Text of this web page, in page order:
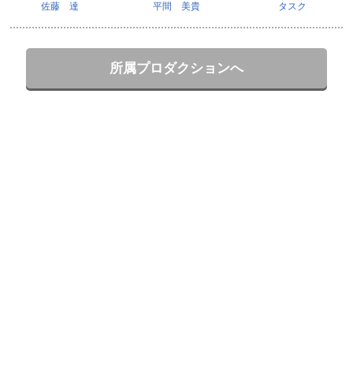
佐藤 達 平間 美貴 タスク
所属プロダクションへ